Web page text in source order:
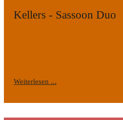
Kellers - Sassoon Duo
Weiterlesen ...